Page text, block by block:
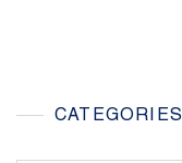
CATEGORIES